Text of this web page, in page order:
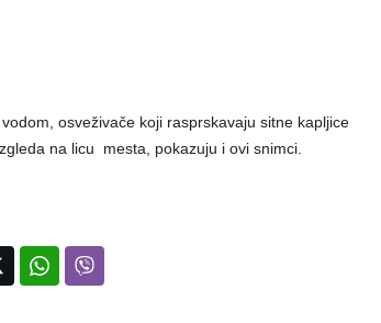
osveživače koji rasprskavaju sitne kapljice
na licu mesta, pokazuju i ovi snimci.